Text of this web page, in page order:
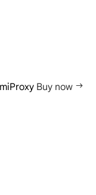
Buy now